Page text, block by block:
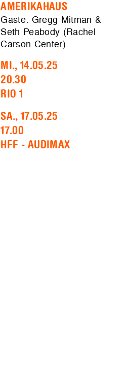
AMERIKAHAUS
Gäste: Gregg Mitman &
Seth Peabody (Rachel
Carson Center)
MI., 14.05.25
20.30
RIO 1
SA., 17.05.25
17.00
HFF - AUDIMAX